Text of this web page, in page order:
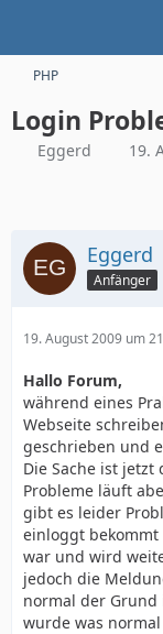
PHP
Login
Eggerd 19.
Eggerd
Anfänger
19. August 2009 um
Hallo Forum,
während eines
Webseite
geschrieben und
Die Sache ist jetzt
Probleme läuft
gibt es leider
einloggt
war und wird
jedoch die
normal der Grund
wurde was